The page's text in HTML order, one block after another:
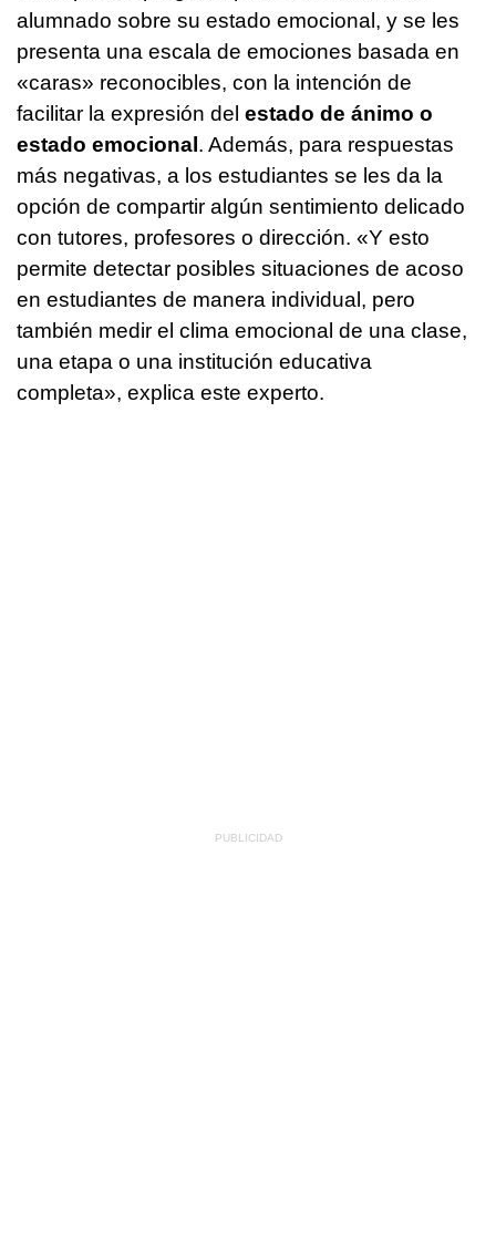
alumnado sobre su estado emocional, y se les
presenta una escala de emociones basada en
«caras» reconocibles, con la intención de
facilitar la expresión del estado de ánimo o
estado emocional . Además, para respuestas
más negativas, a los estudiantes se les da la
opción de compartir algún sentimiento delicado
con tutores, profesores o dirección. «Y esto
permite detectar posibles situaciones de acoso
en estudiantes de manera individual, pero
también medir el clima emocional de una clase,
una etapa o una institución educativa
completa», explica este experto.